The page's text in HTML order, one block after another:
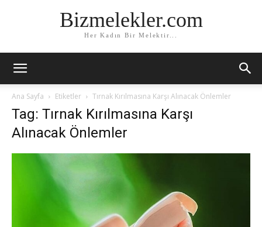
Bizmelekler.com
Her Kadın Bir Melektir...
Ana Sayfa Etiketler Tırnak Kırılmasına Karşı Alınacak Önlemler
Tag: Tırnak Kırılmasına Karşı
Alınacak Önlemler